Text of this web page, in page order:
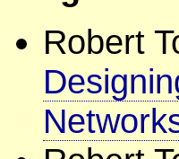
Robert